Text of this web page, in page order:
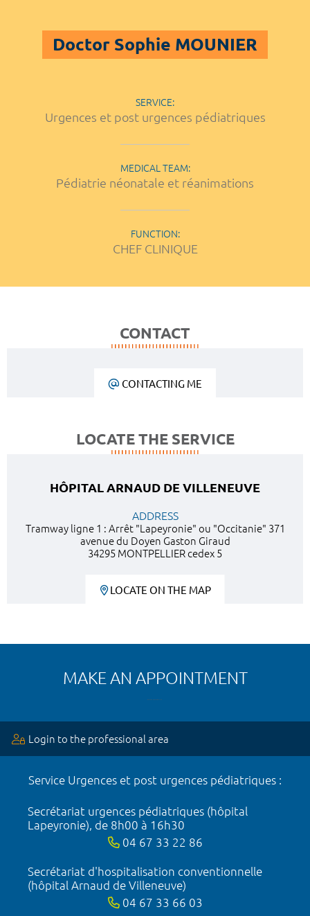
Doctor Sophie MOUNIER
SERVICE:
Urgences et post urgences pédiatriques
MEDICAL TEAM:
Pédiatrie néonatale et réanimations
FUNCTION:
CHEF CLINIQUE
CONTACT
CONTACTING ME
LOCATE THE SERVICE
HÔPITAL ARNAUD DE VILLENEUVE
ADDRESS
Tramway ligne 1 : Arrêt "Lapeyronie" ou "Occitanie" 371
avenue du Doyen Gaston Giraud
34295 MONTPELLIER cedex 5
LOCATE ON THE MAP
MAKE AN APPOINTMENT
Login to the professional area
Service Urgences et post urgences pédiatriques :
Secrétariat urgences pédiatriques (hôpital
Lapeyronie), de 8h00 à 16h30
04 67 33 22 86
Secrétariat d'hospitalisation conventionnelle
(hôpital Arnaud de Villeneuve)
04 67 33 66 03